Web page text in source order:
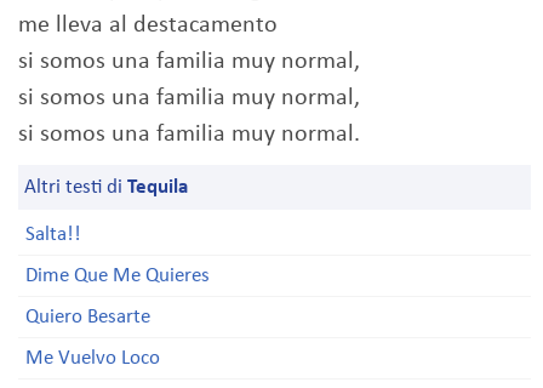
me lleva al destacamento
si somos una familia muy normal,
si somos una familia muy normal,
si somos una familia muy normal.
Altri testi di Tequila
Salta!!
Dime Que Me Quieres
Quiero Besarte
Me Vuelvo Loco